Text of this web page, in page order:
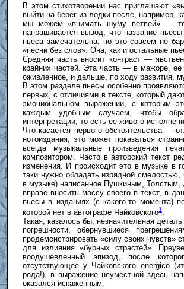
В этом стихотворении нас приглашают
выйти на берег из лодки после, например,
мы можем «внимать шуму ветвей» —
напрашивается вывод, что название
пьеса замечательна, но это совсем не
«песни без слов». Она, как и остальные
Средняя часть вносит контраст —
крайних частей. Эта часть — в мажоре, ее
оживленное, и дальше, по ходу развития,
В этом разделе пьесы особенно
первых, с отличиями в тексте, который
эмоциональном выражении, с которым
каждым удобным случаем, чтобы
интерпретации, то есть ее живого
Что касается первого обстоятельства —
нотоиздания, это может показаться
всегда музыкальные произведения
композитором. Часто в авторский текст
изменения. И происходит это в музыке в
таки нужно обладать изрядной
в музыке) написанное Пушкиным,
вправе вносить массу своего в текст, в
пьесы в изданиях (с какого-то момента)
которой нет в автографе Чайковского1 .
Такая, казалось бы, незначительная
погрешности, обернувшиеся
продемонстрировать «силу своих чувств»
для излияния «бурных страстей».
воодушевленный эпизод, после
отсутствующее у Чайковского energico
рода!), в выражение неуместной здесь
оказался искаженным.